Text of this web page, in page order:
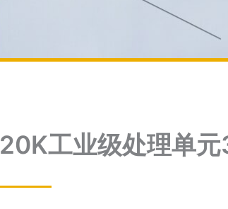
20K工业级处理单